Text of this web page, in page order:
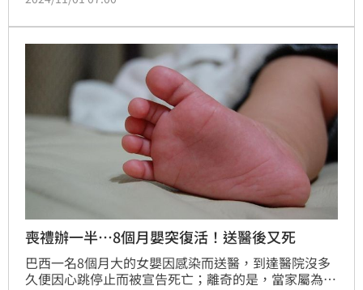
拉塔彭發現自己還活著當眾崩潰，抓狂嘶吼「我怎麼還
沒死？」
喪禮辦一半…8個月嬰突復活！送醫後又死
巴西一名8個月大的女嬰因感染而送醫，到達醫院沒多
久便因心跳停止而被宣告死亡；離奇的是，當家屬為女